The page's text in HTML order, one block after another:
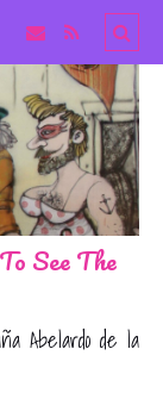
See The
Abelardo de la